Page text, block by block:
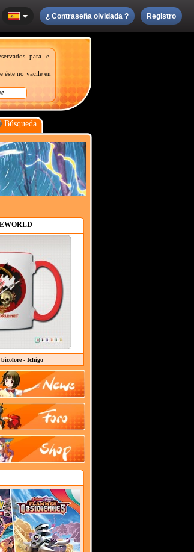
¿ Contraseña olvidada ? Registro
para el
éste no vacile en
Búsqueda
bicolore - Ichigo